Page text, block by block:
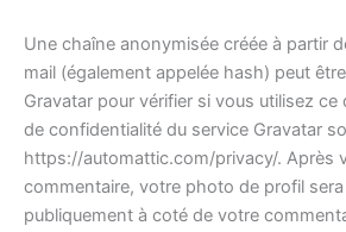
Une chaîne anonymisée créée à partir
mail (également appelée hash) peut
Gravatar pour vérifier si vous utilisez ce
de confidentialité du service Gravatar
https://automattic.com/privacy/. Après
commentaire, votre photo de profil
publiquement à coté de votre